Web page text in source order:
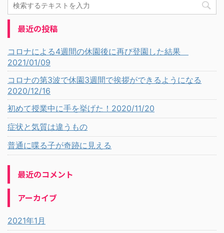
最近の投稿
コロナによる4週間の休園後に再び登園した結果
2021/01/09
コロナの第3波で休園3週間で挨拶ができるようになる
2020/12/16
初めて授業中に手を挙げた！2020/11/20
症状と気質は違うもの
普通に喋る子が奇跡に見える
最近のコメント
アーカイブ
2021年1月